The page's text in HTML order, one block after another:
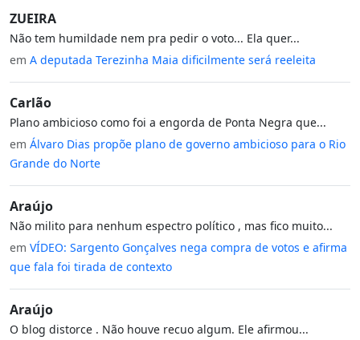
ZUEIRA
Não tem humildade nem pra pedir o voto... Ela quer...
em A deputada Terezinha Maia dificilmente será reeleita
Carlão
Plano ambicioso como foi a engorda de Ponta Negra que...
em Álvaro Dias propõe plano de governo ambicioso para o Rio
Grande do Norte
Araújo
Não milito para nenhum espectro político , mas fico muito...
em VÍDEO: Sargento Gonçalves nega compra de votos e afirma
que fala foi tirada de contexto
Araújo
O blog distorce . Não houve recuo algum. Ele afirmou...